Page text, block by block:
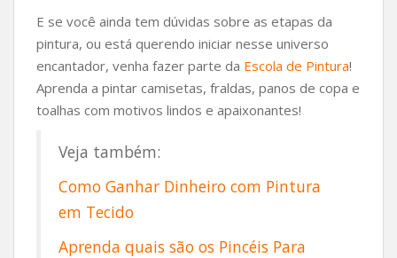
E se você ainda tem dúvidas sobre as etapas da
pintura, ou está querendo iniciar nesse universo
encantador, venha fazer parte da Escola de Pintura!
Aprenda a pintar camisetas, fraldas, panos de copa e
toalhas com motivos lindos e apaixonantes!
Veja também:
Como Ganhar Dinheiro com Pintura
em Tecido
Aprenda quais são os Pincéis Para